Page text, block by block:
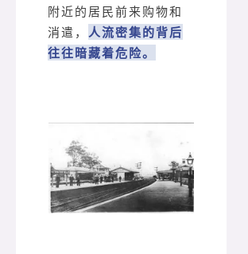
附近的居民前来购物和
消遣， 人流密集的背后
往往暗藏着危险。